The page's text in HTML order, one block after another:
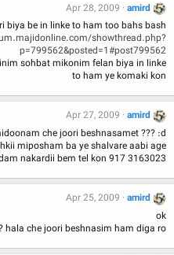
amird
Apr 28, 2009
biya be in linke to ham too bahs bash
showthread.php?
p=799562&posted=1#post799562
sohbat mikonim felan biya in linke
to ham ye komaki kon
amird
Apr 27, 2009
che joori beshnasamet ??? :d
miposham ba ye shalvare aabi age
nakardii bem tel kon 917 3163023
amird
Apr 25, 2009
ok
hala che joori beshnasim ham diga ro ???